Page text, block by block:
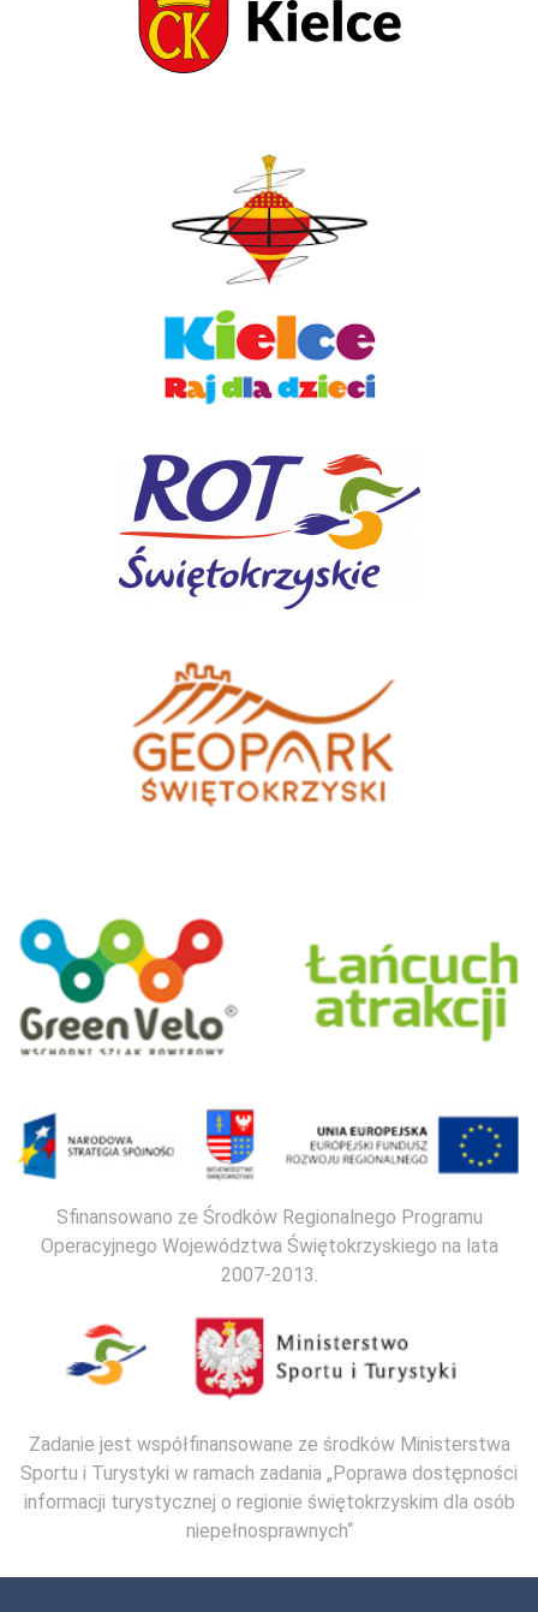
Sfinansowano ze Środków Regionalnego Programu
Operacyjnego Województwa Świętokrzyskiego na lata
2007-2013.
Zadanie jest współfinansowane ze środków Ministerstwa
Sportu i Turystyki w ramach zadania „Poprawa dostępności
informacji turystycznej o regionie świętokrzyskim dla osób
niepełnosprawnych“